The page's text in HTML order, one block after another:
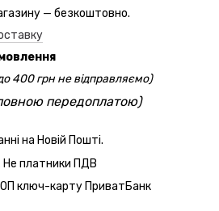
— безкоштовно.
400 грн не відправляємо)
передоплатою)
на Новій Пошті.
Не платники ПДВ
ключ-карту ПриватБанк